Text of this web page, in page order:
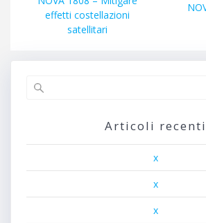
articoli
precedente:
effetti costellazioni
satellitari
Articoli recenti
x
x
x